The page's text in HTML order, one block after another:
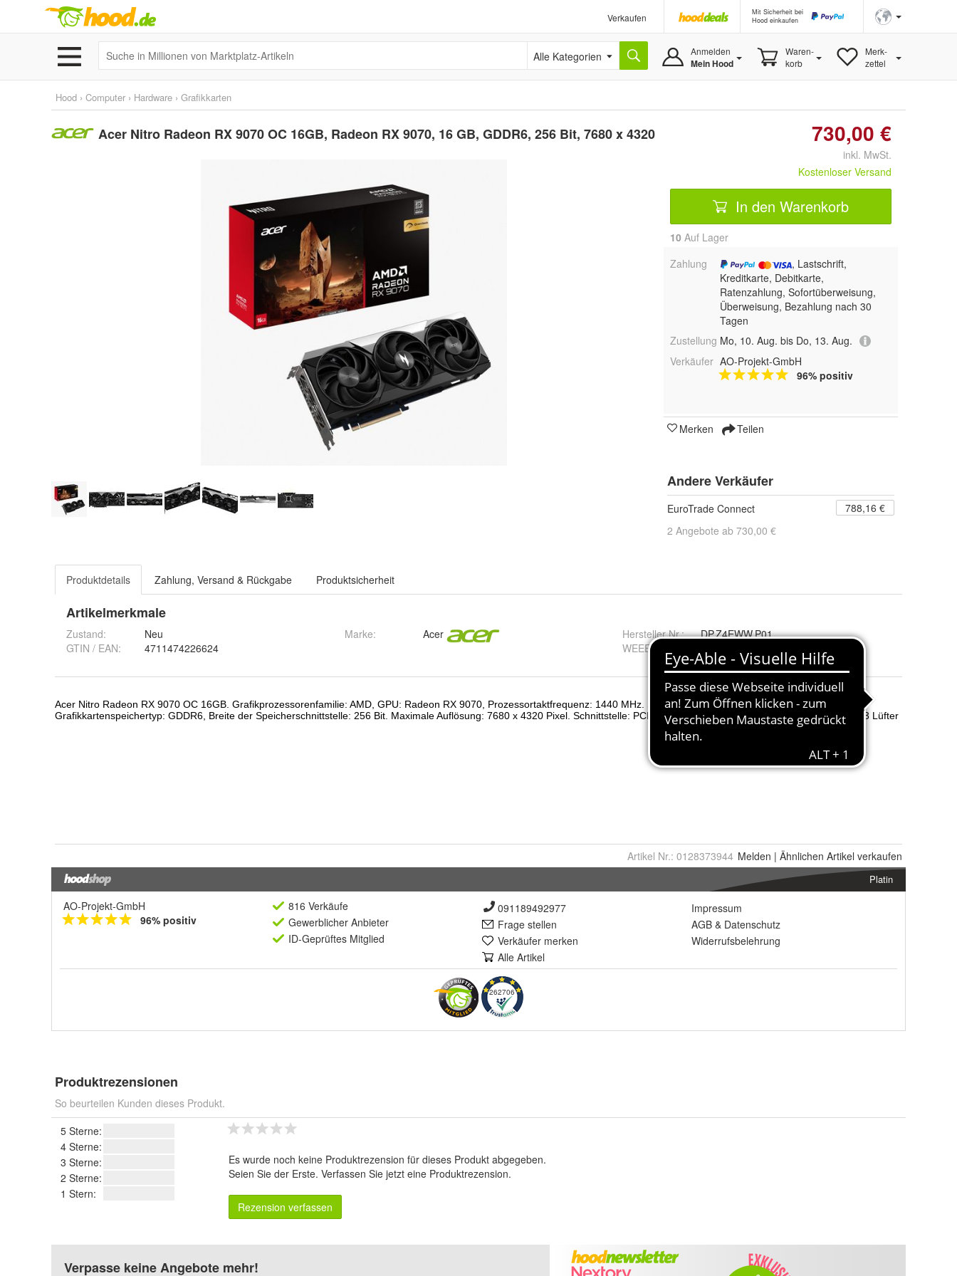
Verkaufen
Mit Sicherheit bei
Hood einkaufen
Alle Kategorien Anmelden
Mein Hood
Waren-
korb
Merk-
zettel
Hood › Computer › Hardware › Grafikkarten
Acer Nitro Radeon RX 9070 OC 16GB, Radeon RX 9070, 16 GB, GDDR6, 256 Bit, 7680 x 4320 730,00 €
inkl. MwSt.
Kostenloser Versand
In den Warenkorb
10 Auf Lager
Zahlung
, Lastschrift,
Kreditkarte, Debitkarte,
Ratenzahlung, Sofortüberweisung,
Überweisung, Bezahlung nach 30
Tagen
Zustellung Mo, 10. Aug. bis Do, 13. Aug.
Verkäufer AO-Projekt-GmbH
96% positiv
Merken Teilen
Andere Verkäufer
EuroTrade Connect
788,16 €
2 Angebote ab 730,00 €
Produktdetails Zahlung, Versand & Rückgabe Produktsicherheit
Artikelmerkmale
Zustand:
Neu
GTIN / EAN:
4711474226624
Marke: Acer Hersteller Nr.:
DP.Z4EWW.P01
WEEE-Reg.-Nr.
Artikel Nr.: 0128373944 Melden | Ähnlichen Artikel verkaufen
Platin
AO-Projekt-GmbH
96% positiv
816 Verkäufe
Gewerblicher Anbieter
ID-Geprüftes Mitglied
091189492977
Frage stellen
Verkäufer merken
Alle Artikel
Impressum
AGB & Datenschutz
Widerrufsbelehrung
262706
Produktrezensionen
So beurteilen Kunden dieses Produkt.
5 Sterne:
4 Sterne:
3 Sterne:
2 Sterne:
1 Stern:
Es wurde noch keine Produktrezension für dieses Produkt abgegeben.
Seien Sie der Erste. Verfassen Sie jetzt eine Produktrezension.
Rezension verfassen
Verpasse keine Angebote mehr!